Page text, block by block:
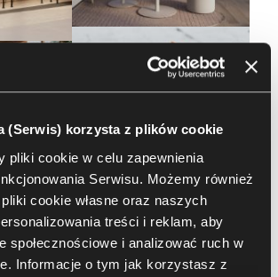
(Serwis) korzysta z plików cookie
pliki cookie w celu zapewnienia
Serwisu. Możemy również
cookie własne oraz naszych
treści i reklam, aby
społecznościowe i analizować ruch w
Informacje o tym jak korzystasz z